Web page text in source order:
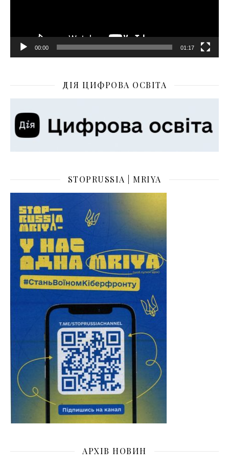
00:00 01:17
ДІЯ ЦИФРОВА ОСВІТА
STOPRUSSIA | MRIYA
АРХІВ НОВИН